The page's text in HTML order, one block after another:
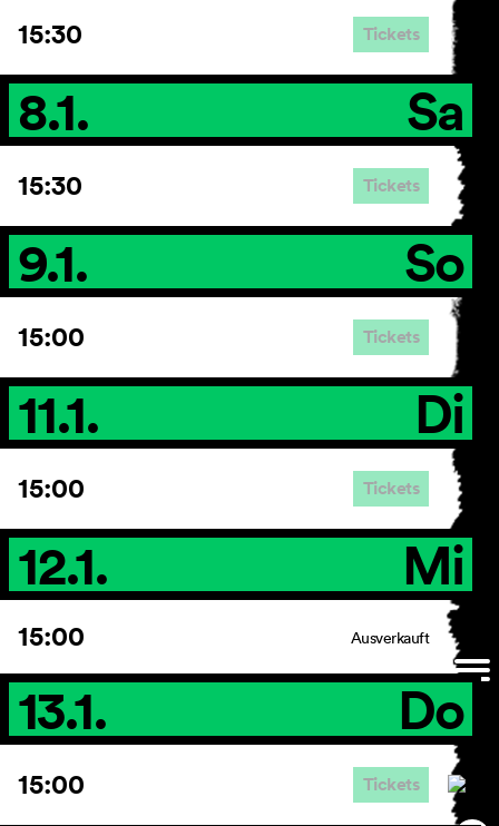
15:30 Tickets
8.1. Sa
15:30 Tickets
9.1. So
15:00 Tickets
11.1. Di
15:00 Tickets
12.1. Mi
15:00 Ausverkauft
13.1. Do
15:00 Tickets